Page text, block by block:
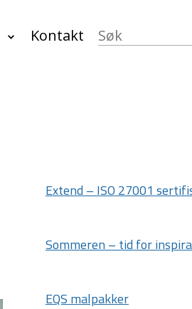
Kontakt
Extend – ISO 27001
Sommeren – tid for
EQS malpakker